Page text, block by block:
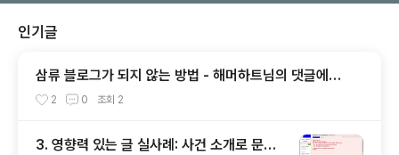
인기글
삼류 블로그가 되지 않는 방법 - 해머하트님의 댓글에서
발췌
2 0 조회 2
3. 영향력 있는 글 실사례: 사건 소개로 문제